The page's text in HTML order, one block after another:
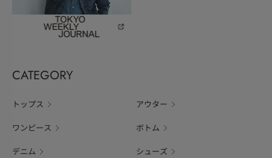
CATEGORY
トップス アウター
ワンピース ボトム
デニム シューズ